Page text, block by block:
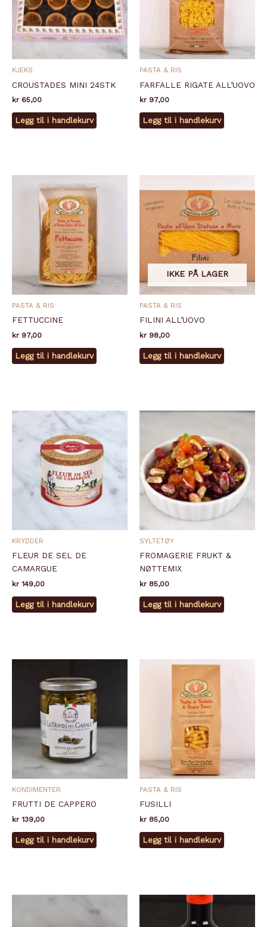
KJEKS
CROUSTADES MINI 24STK
kr 65,00
Legg til i handlekurv
PASTA & RIS
FARFALLE RIGATE ALL’UOVO
kr 97,00
Legg til i handlekurv
PASTA & RIS
FETTUCCINE
kr 97,00
Legg til i handlekurv
IKKE PÅ LAGER
PASTA & RIS
FILINI ALL’UOVO
kr 98,00
Legg til i handlekurv
KRYDDER
FLEUR DE SEL DE
CAMARGUE
kr 149,00
Legg til i handlekurv
SYLTETØY
FROMAGERIE FRUKT &
NØTTEMIX
kr 85,00
Legg til i handlekurv
KONDIMENTER
FRUTTI DE CAPPERO
kr 139,00
Legg til i handlekurv
PASTA & RIS
FUSILLI
kr 85,00
Legg til i handlekurv